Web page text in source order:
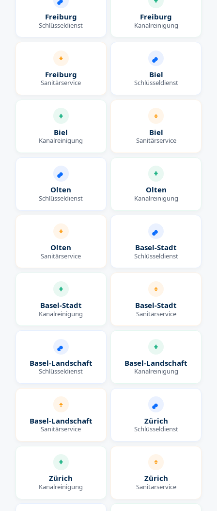
Freiburg
Schlüsseldienst
Freiburg
Kanalreinigung
Freiburg
Sanitärservice
Biel
Schlüsseldienst
Biel
Kanalreinigung
Biel
Sanitärservice
Olten
Schlüsseldienst
Olten
Kanalreinigung
Olten
Sanitärservice
Basel-Stadt
Schlüsseldienst
Basel-Stadt
Kanalreinigung
Basel-Stadt
Sanitärservice
Basel-Landschaft
Schlüsseldienst
Basel-Landschaft
Kanalreinigung
Basel-Landschaft
Sanitärservice
Zürich
Schlüsseldienst
Zürich
Kanalreinigung
Zürich
Sanitärservice